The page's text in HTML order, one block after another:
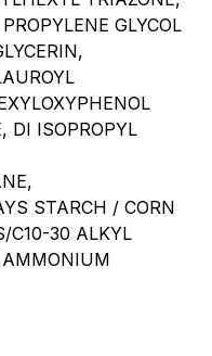
GLYCOL
DI ISOPROPYL
STARCH / CORN
C10-30 ALKYL
AMMONIUM
VP COPOLYMER,
INULIN